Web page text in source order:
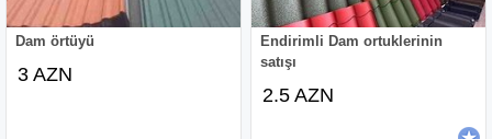
красный, зеленый, серый, коричневый, adamante, дам,
покрытие, антикоррозия, строительство, дом, гараж,
ангар roof, roofing, metalroof, roofsheet, sheet, cover,
covering, colorroof, coloredsheet, metalcover, adamante,
Dam örtüyü
3 AZN
Endirimli Dam ortuklerinin
satışı
2.5 AZN